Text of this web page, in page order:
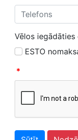
Vēlos
ESTO
*